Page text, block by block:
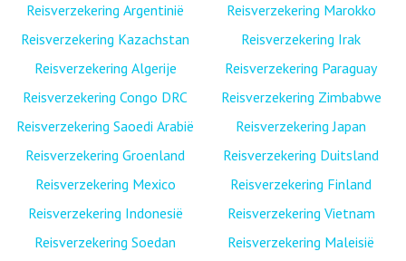
Reisverzekering Argentinië
Reisverzekering Kazachstan
Reisverzekering Algerije
Reisverzekering Congo DRC
Reisverzekering Saoedi Arabië
Reisverzekering Groenland
Reisverzekering Mexico
Reisverzekering Indonesië
Reisverzekering Soedan
Reisverzekering Marokko
Reisverzekering Irak
Reisverzekering Paraguay
Reisverzekering Zimbabwe
Reisverzekering Japan
Reisverzekering Duitsland
Reisverzekering Finland
Reisverzekering Vietnam
Reisverzekering Maleisië